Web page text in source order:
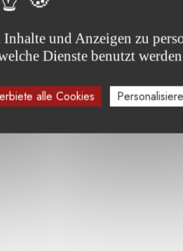
Projekte :
und Anzeigen zu
Dienste benutzt
alle Cookies